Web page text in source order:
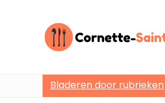
Bladeren door rubrieken